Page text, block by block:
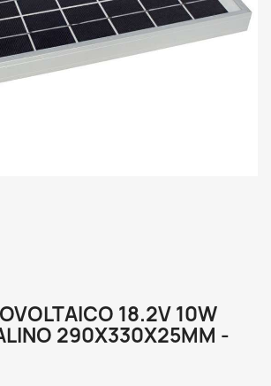
18.2V 10W
290X330X25MM -